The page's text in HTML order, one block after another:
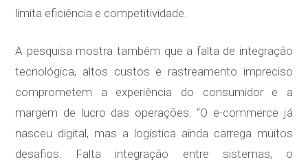
limita eficiência e competitividade.
A pesquisa mostra também que a falta de integração
tecnológica, altos custos e rastreamento impreciso
comprometem a experiência do consumidor e a
margem de lucro das operações. “O e-commerce já
nasceu digital, mas a logística ainda carrega muitos
desafios. Falta integração entre sistemas, o